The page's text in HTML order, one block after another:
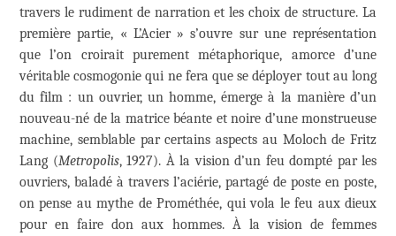
travers le rudiment de narration et les choix de structure. La
première partie, « L’Acier » s’ouvre sur une représentation
que l’on croirait purement métaphorique, amorce d’une
véritable cosmogonie qui ne fera que se déployer tout au long
du film : un ouvrier, un homme, émerge à la manière d’un
nouveau-né de la matrice béante et noire d’une monstrueuse
machine, semblable par certains aspects au Moloch de Fritz
Lang (Metropolis, 1927). À la vision d’un feu dompté par les
ouvriers, baladé à travers l’aciérie, partagé de poste en poste,
on pense au mythe de Prométhée, qui vola le feu aux dieux
pour en faire don aux hommes. À la vision de femmes